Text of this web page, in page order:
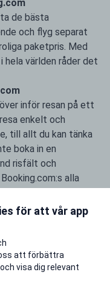
de bästa
och flyg separat
paketpris. Med
hela världen råder det
inför resan på ett
enkelt och
till allt du kan tänka
boka in en
risfält och
alla
nästa resa med
för att vår app
att förbättra
visa dig relevant